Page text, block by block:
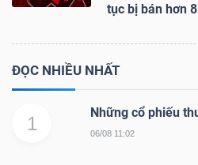
tục bị bán hơn
ĐỌC NHIỀU NHẤT
1
Những cổ phiếu
06/08 11:02